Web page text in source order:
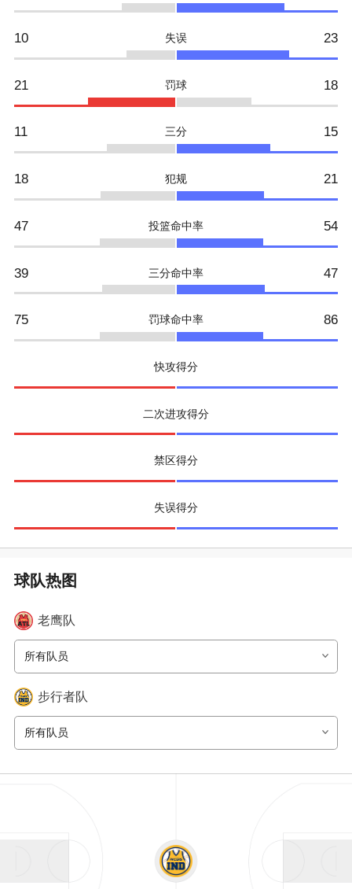
10 失误 23
21 罚球 18
11 三分 15
18 犯规 21
47 投篮命中率 54
39 三分命中率 47
75 罚球命中率 86
快攻得分
二次进攻得分
禁区得分
失误得分
老鹰队
所有队员
步行者队
所有队员
球队热图